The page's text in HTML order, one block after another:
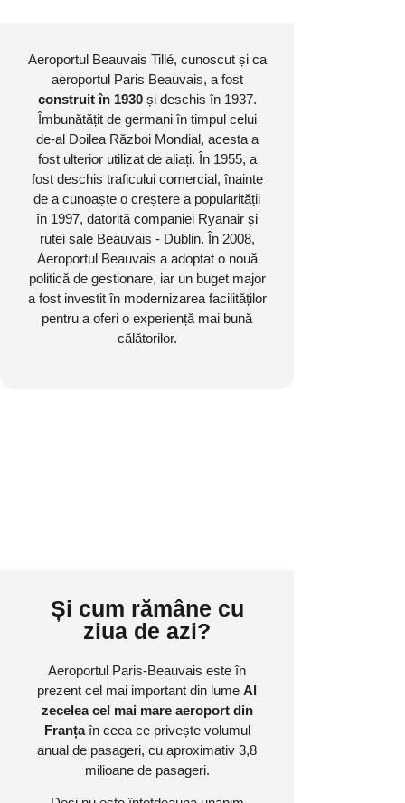
Aeroportul Beauvais Tillé, cunoscut și ca
aeroportul Paris Beauvais, a fost
construit în 1930și deschis în 1937.
Îmbunătățit de germani în timpul celui
de-al Doilea Război Mondial, acesta a
fost ulterior utilizat de aliați. În 1955, a
fost deschis traficului comercial, înainte
de a cunoaște o creștere a popularității
în 1997, datorită companiei Ryanair și
rutei sale Beauvais - Dublin. În 2008,
Aeroportul Beauvais a adoptat o nouă
politică de gestionare, iar un buget major
a fost investit în modernizarea facilităților
pentru a oferi o experiență mai bună
călătorilor.
Și cum rămâne cu
ziua de azi?
Aeroportul Paris-Beauvais este în
prezent cel mai important din lume Al
zecelea cel mai mare aeroport din
Franțaîn ceea ce privește volumul
anual de pasageri, cu aproximativ 3,8
milioane de pasageri.